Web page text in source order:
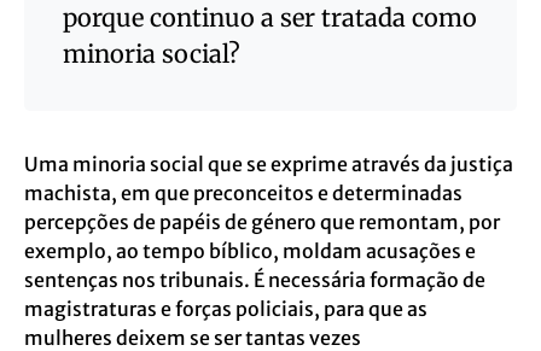
porque continuo a ser tratada como
minoria social?
Uma minoria social que se exprime através da justiça
machista, em que preconceitos e determinadas
percepções de papéis de género que remontam, por
exemplo, ao tempo bíblico, moldam acusações e
sentenças nos tribunais. É necessária formação de
magistraturas e forças policiais, para que as
mulheres deixem se ser tantas vezes